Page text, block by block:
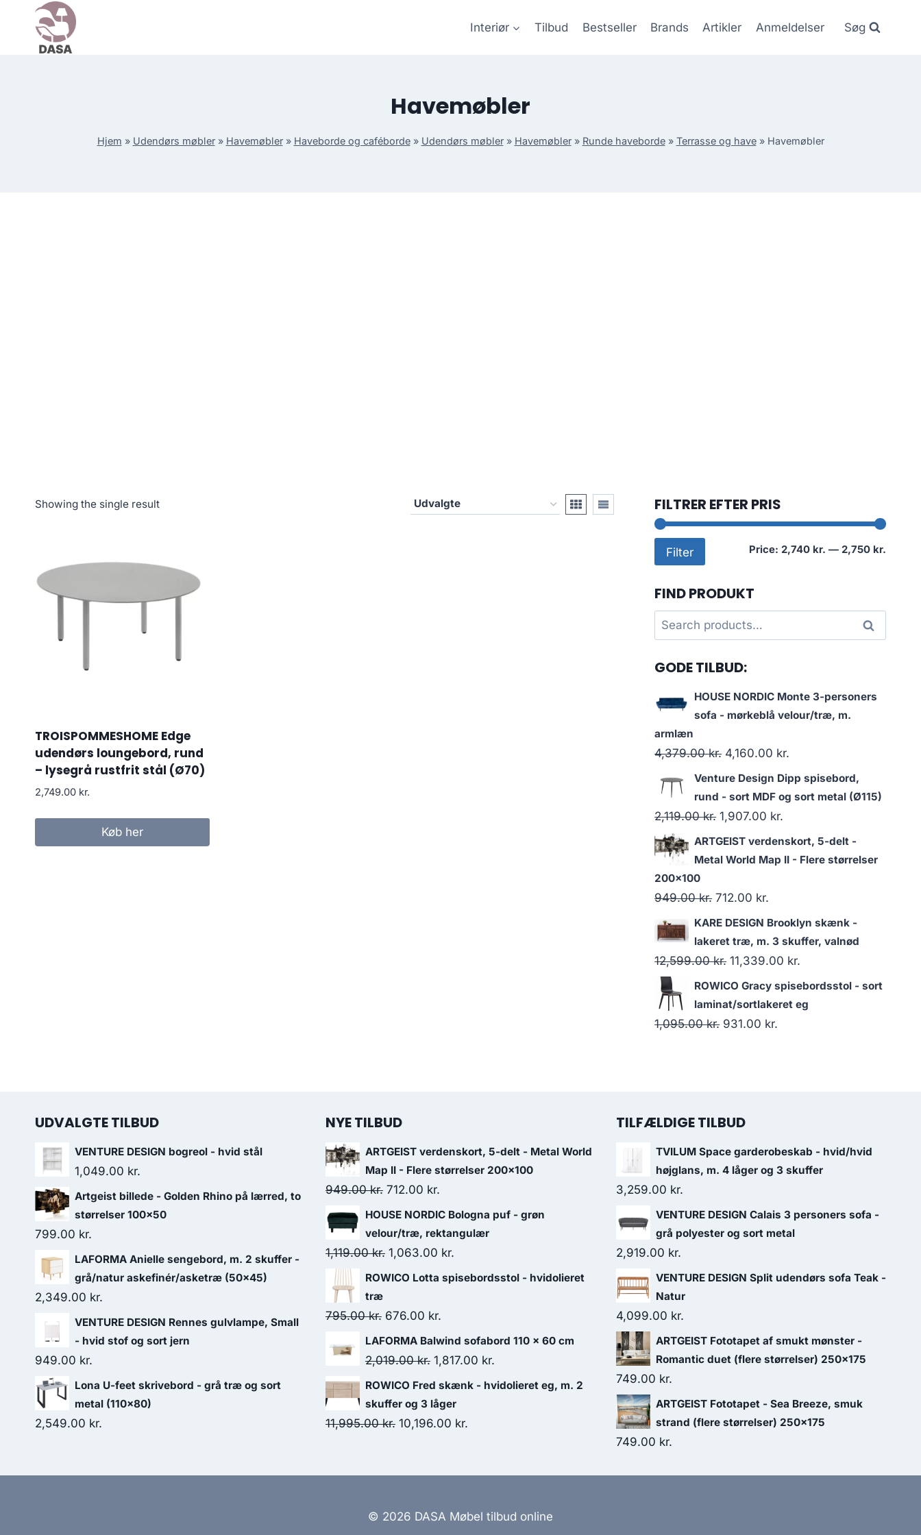
content
Interiør Tilbud Bestseller Brands Artikler Anmeldelser Søg
Havemøbler
Hjem » Udendørs møbler» Havemøbler» Haveborde og caféborde» Udendørs møbler» Havemøbler» Runde haveborde» Terrasse og have» Havemøbler
Showing the single result
TROISPOMMESHOME Edge
udendørs loungebord, rund
– lysegrå rustfrit stål (Ø70)
2,749.00 kr.
Køb her
FILTRER EFTER PRIS
Min
Max
Filter Price: 2,740 kr. — 2,750 kr.
FIND PRODUKT
Search
for:
Search
GODE TILBUD:
HOUSE NORDIC Monte 3-personers
sofa - mørkeblå velour/træ, m.
armlæn
4,379.00kr. 4,160.00 kr.
Venture Design Dipp spisebord,
rund - sort MDF og sort metal (Ø115)
2,119.00kr. 1,907.00 kr.
ARTGEIST verdenskort, 5-delt -
Metal World Map II - Flere størrelser
200x100
949.00kr. 712.00 kr.
KARE DESIGN Brooklyn skænk -
lakeret træ, m. 3 skuffer, valnød
12,599.00kr. 11,339.00 kr.
ROWICO Gracy spisebordsstol - sort
laminat/sortlakeret eg
1,095.00kr. 931.00 kr.
UDVALGTE TILBUD
VENTURE DESIGN bogreol - hvid stål
1,049.00 kr.
Artgeist billede - Golden Rhino på lærred, to
størrelser 100x50
799.00 kr.
LAFORMA Anielle sengebord, m. 2 skuffer -
grå/natur askefinér/asketræ (50x45)
2,349.00 kr.
VENTURE DESIGN Rennes gulvlampe, Small
- hvid stof og sort jern
949.00 kr.
Lona U-feet skrivebord - grå træ og sort
metal (110x80)
2,549.00 kr.
NYE TILBUD
ARTGEIST verdenskort, 5-delt - Metal World
Map II - Flere størrelser 200x100
949.00kr. 712.00 kr.
HOUSE NORDIC Bologna puf - grøn
velour/træ, rektangulær
1,119.00kr. 1,063.00 kr.
ROWICO Lotta spisebordsstol - hvidolieret
træ
795.00kr. 676.00 kr.
LAFORMA Balwind sofabord 110 x 60 cm
2,019.00kr. 1,817.00 kr.
ROWICO Fred skænk - hvidolieret eg, m. 2
skuffer og 3 låger
11,995.00kr. 10,196.00 kr.
TILFÆLDIGE TILBUD
TVILUM Space garderobeskab - hvid/hvid
højglans, m. 4 låger og 3 skuffer
3,259.00 kr.
VENTURE DESIGN Calais 3 personers sofa -
grå polyester og sort metal
2,919.00 kr.
VENTURE DESIGN Split udendørs sofa Teak -
Natur
4,099.00 kr.
ARTGEIST Fototapet af smukt mønster -
Romantic duet (flere størrelser) 250x175
749.00 kr.
ARTGEIST Fototapet - Sea Breeze, smuk
strand (flere størrelser) 250x175
749.00 kr.
© 2026 DASA Møbel tilbud online